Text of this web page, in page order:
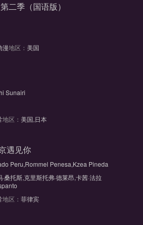
二季（国语版）
漫地区： 美国
Sunairi
地区： 美国,日本
遇见你
Peru,Rommel Penesa,Kzea Pineda
·桑托斯,克里斯托弗·德莱昂,卡茜·法拉
地区： 菲律宾